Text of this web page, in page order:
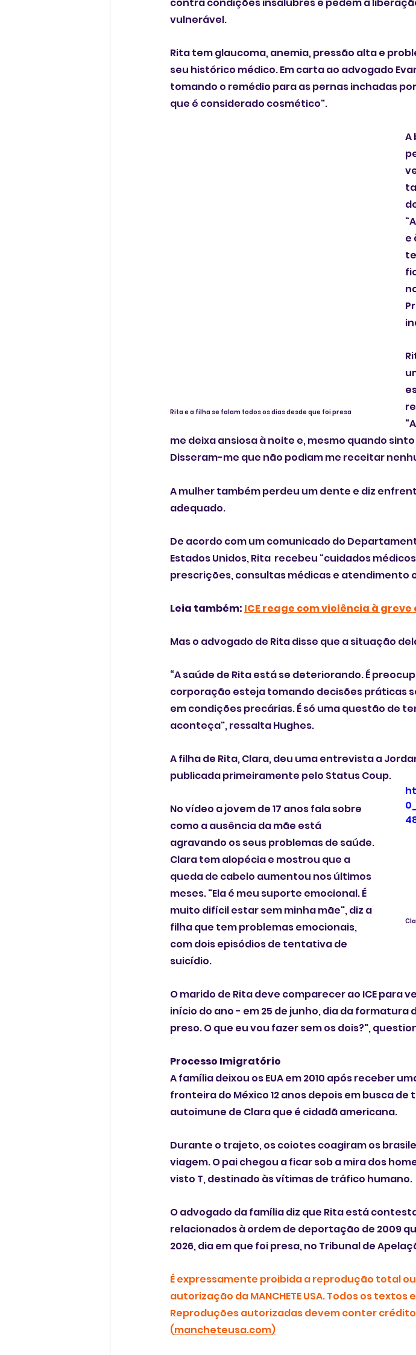
vulnerável.
Rita tem glaucoma, anemia, pressão alta e
seu histórico médico. Em carta ao advogado
tomando o remédio para as pernas inchadas
que é considerado cosmético".
Rita e a filha se falam todos os dias desde que foi presa
A
e
me deixa ansiosa à noite e, mesmo quando
Disseram-me que não podiam me receitar
A mulher também perdeu um dente e diz
adequado.
De acordo com um comunicado do
Estados Unidos, Rita  recebeu “cuidados
prescrições, consultas médicas e atendimento
Leia também: ICE reage com violência à
Mas o advogado de Rita disse que a situação
“A saúde de Rita está se deteriorando. É
corporação esteja tomando decisões práticas
em condições precárias. É só uma questão de
aconteça", ressalta Hughes.
A filha de Rita, Clara, deu uma entrevista a
publicada primeiramente pelo Status Coup.
No vídeo a jovem de 17 anos fala sobre
como a ausência da mãe está
agravando os seus problemas de saúde.
Clara tem alopécia e mostrou que a
queda de cabelo aumentou nos últimos
meses. "Ela é meu suporte emocional. É
muito difícil estar sem minha mãe", diz a
filha que tem problemas emocionais,
com dois episódios de tentativa de
suicídio.
O marido de Rita deve comparecer ao ICE para
início do ano - em 25 de junho, dia da formatura
preso. O que eu vou fazer sem os dois?",
Processo Imigratório
A família deixou os EUA em 2010 após receber
fronteira do México 12 anos depois em busca
autoimune de Clara que é cidadã americana.
Durante o trajeto, os coiotes coagiram os
viagem. O pai chegou a ficar sob a mira dos
visto T, destinado às vítimas de tráfico humano.
O advogado da família diz que Rita está
relacionados à ordem de deportação de 2009
2026, dia em que foi presa, no Tribunal de
É expressamente proibida a reprodução total
autorização da MANCHETE USA. Todos os
Reproduções autorizadas devem conter crédito
(mancheteusa.com)